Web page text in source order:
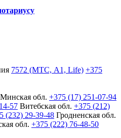
7572 (МТС, A1, Life) +375
Минская обл. +375 (17) 251-07-94
57 Витебская обл. +375 (212)
(232) 29-39-48 Гродненская обл.
обл. +375 (222) 76-48-50